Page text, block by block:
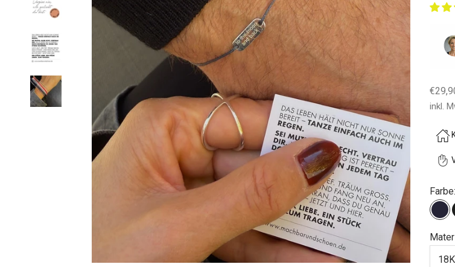
inkl.
Farbe: